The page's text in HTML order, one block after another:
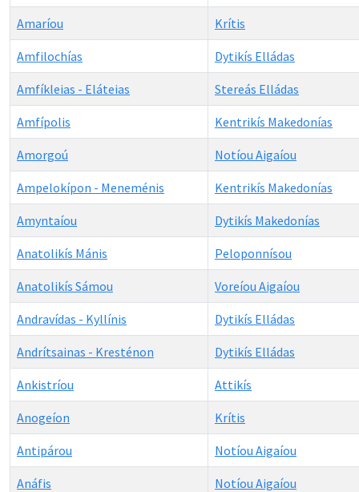
Amaríou Krítis
Amfilochías Dytikís Elládas
Amfíkleias - Eláteias Stereás Elládas
Amfípolis Kentrikís Makedonías
Amorgoú Notíou Aigaíou
Ampelokípon - Meneménis Kentrikís Makedonías
Amyntaíou Dytikís Makedonías
Anatolikís Mánis Peloponnísou
Anatolikís Sámou Voreíou Aigaíou
Andravídas - Kyllínis Dytikís Elládas
Andrítsainas - Kresténon Dytikís Elládas
Ankistríou Attikís
Anogeíon Krítis
Antipárou Notíou Aigaíou
Anáfis Notíou Aigaíou